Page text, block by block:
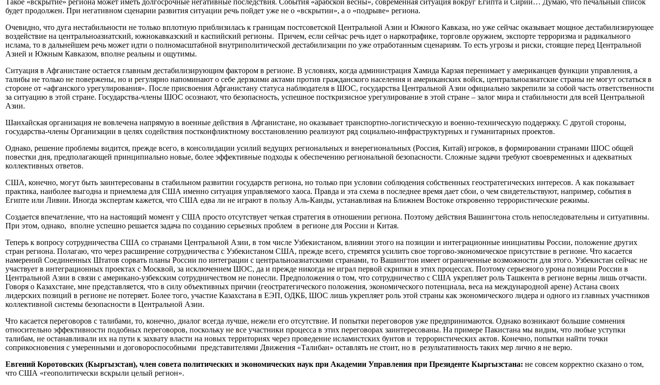
Такое «вскрытие» региона может иметь долгосрочные негативные последствия. События «арабской весны», современная ситуация вокруг Египта и Сирии… Думаю, что печальный список
будет продолжен. При негативном сценарии развития ситуации речь пойдет уже не о «вскрытии», а о «подрыве» региона.
Очевидно, что дуга нестабильности не только вплотную приблизилась к границам постсоветской Центральной Азии и Южного Кавказа, но уже сейчас оказывает мощное дестабилизирующее
воздействие на центральноазиатский, южнокавказский и каспийский регионы. Причем, если сейчас речь идет о наркотрафике, торговле оружием, экспорте терроризма и радикального
ислама, то в дальнейшем речь может идти о полномасштабной внутриполитической дестабилизации по уже отработанным сценариям. То есть угрозы и риски, стоящие перед Центральной
Азией и Южным Кавказом, вполне реальны и ощутимы.
Ситуация в Афганистане остается главным дестабилизирующим фактором в регионе. В условиях, когда администрация Хамида Карзая перенимает у американцев функции управления, а
талибы не только не повержены, но и регулярно напоминают о себе дерзкими актами против гражданского населения и американских войск, центральноазиатские страны не могут остаться в
стороне от «афганского урегулирования». После присвоения Афганистану статуса наблюдателя в ШОС, государства Центральной Азии официально закрепили за собой часть ответственности
за ситуацию в этой стране. Государства-члены ШОС осознают, что безопасность, успешное посткризисное урегулирование в этой стране – залог мира и стабильности для всей Центральной
Азии.
Шанхайская организация не вовлечена напрямую в военные действия в Афганистане, но оказывает транспортно-логистическую и военно-техническую поддержку. С другой стороны,
государства-члены Организации в целях содействия постконфликтному восстановлению реализуют ряд социально-инфраструктурных и гуманитарных проектов.
Однако, решение проблемы видится, прежде всего, в консолидации усилий ведущих региональных и внерегиональных (Россия, Китай) игроков, в формировании странами ШОС общей
повестки дня, предполагающей принципиально новые, более эффективные подходы к обеспечению региональной безопасности. Сложные задачи требуют своевременных и адекватных
коллективных ответов.
США, конечно, могут быть заинтересованы в стабильном развитии государств региона, но только при условии соблюдения собственных геостратегических интересов. А как показывает
практика, наиболее выгодна и приемлема для США именно ситуация управляемого хаоса. Правда и эта схема в последнее время дает сбои, о чем свидетельствуют, например, события в
Египте или Ливии. Иногда экспертам кажется, что США едва ли не играют в пользу Аль-Каиды, устанавливая на Ближнем Востоке откровенно террористические режимы.
Создается впечатление, что на настоящий момент у США просто отсутствует четкая стратегия в отношении региона. Поэтому действия Вашингтона столь непоследовательны и ситуативны.
При этом, однако, вполне успешно решается задача по созданию серьезных проблем в регионе для России и Китая.
Теперь к вопросу сотрудничества США со странами Центральной Азии, в том числе Узбекистаном, влиянии этого на позиции и интеграционные инициативы России, положение других
стран региона. Полагаю, что через расширение сотрудничества с Узбекистаном США, прежде всего, стремятся усилить свое торгово-экономическое присутствие в регионе. Что касается
намерений Соединенных Штатов сорвать планы России по интеграции с центральноазиатскими странами, то Вашингтон имеет ограниченные возможности для этого. Узбекистан сейчас не
участвует в интеграционных проектах с Москвой, за исключением ШОС, да и прежде никогда не играл первой скрипки в этих процессах. Поэтому серьезного урона позиции России в
Центральной Азии в связи с американо-узбекским сотрудничеством не понесли. Предположения о том, что сотрудничество с США укрепляет роль Ташкента в регионе верны лишь отчасти.
Говоря о Казахстане, мне представляется, что в силу объективных причин (геостратегического положения, экономического потенциала, веса на международной арене) Астана своих
лидерских позиций в регионе не потеряет. Более того, участие Казахстана в ЕЭП, ОДКБ, ШОС лишь укрепляет роль этой страны как экономического лидера и одного из главных участников
коллективной системы безопасности в Центральной Азии.
Что касается переговоров с талибами, то, конечно, диалог всегда лучше, нежели его отсутствие. И попытки переговоров уже предпринимаются. Однако возникают большие сомнения
относительно эффективности подобных переговоров, поскольку не все участники процесса в этих переговорах заинтересованы. На примере Пакистана мы видим, что любые уступки
талибам, не останавливали их на пути к захвату власти на новых территориях через проведение исламистских бунтов и террористических актов. Конечно, попытки найти точки
соприкосновения с умеренными и договороспособными представителями Движения «Талибан» оставлять не стоит, но в результативность таких мер лично я не верю.
Евгений Коротовских (Кыргызстан), член совета политических и экономических наук при Академии Управления при Президенте Кыргызстана: не совсем корректно сказано о том,
что США «геополитически вскрыли целый регион».